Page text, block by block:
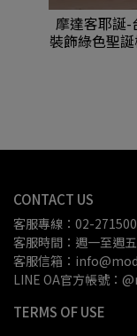
摩達客耶誕
裝飾綠色聖
組不含
CONTACT US
客服專線：02-
客服時間：週一至週
客服信箱：
LINE OA官方帳號：
TERMS OF USE